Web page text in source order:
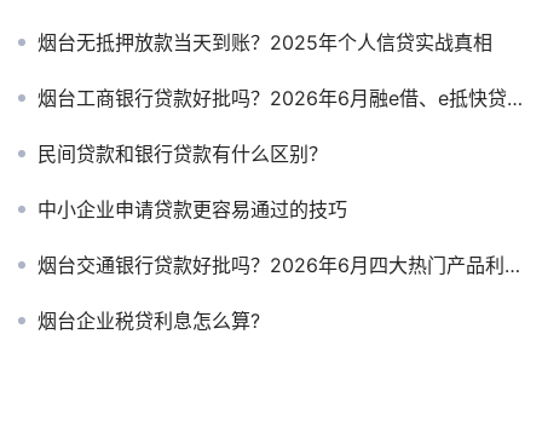
烟台无抵押放款当天到账？2025年个人信贷实战真相
烟台工商银行贷款好批吗？2026年6月融e借、e抵快贷利率、条件与避坑指南
民间贷款和银行贷款有什么区别？
中小企业申请贷款更容易通过的技巧
烟台交通银行贷款好批吗？2026年6月四大热门产品利率、条件与申请避坑指南
烟台企业税贷利息怎么算?